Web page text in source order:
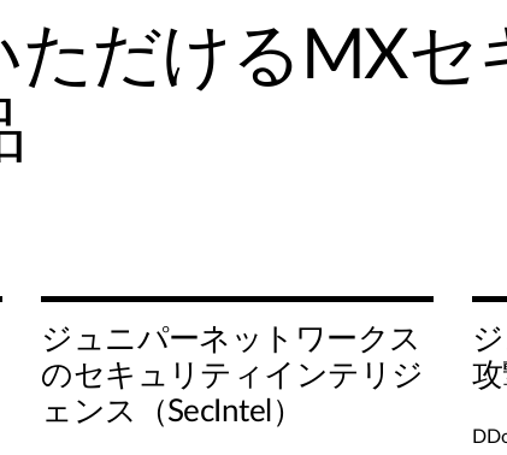
ただけるMXセ
ジュニパーネットワークス
のセキュリティインテリジ
ェンス（SecIntel）